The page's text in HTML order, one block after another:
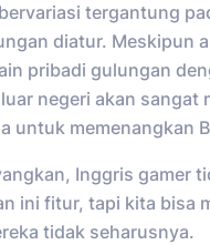
tergantung
diatur. Meskipun
pribadi gulungan
negeri akan sangat
untuk memenangkan
Inggris gamer
ini fitur, tapi kita bisa
tidak seharusnya.